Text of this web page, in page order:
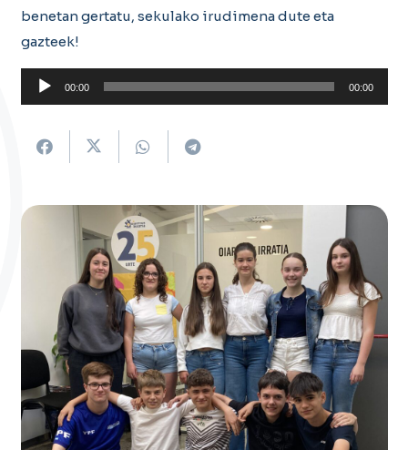
benetan gertatu, sekulako irudimena dute eta
gazteek!
Soinu
erreproduzigailua
00:00 00:00